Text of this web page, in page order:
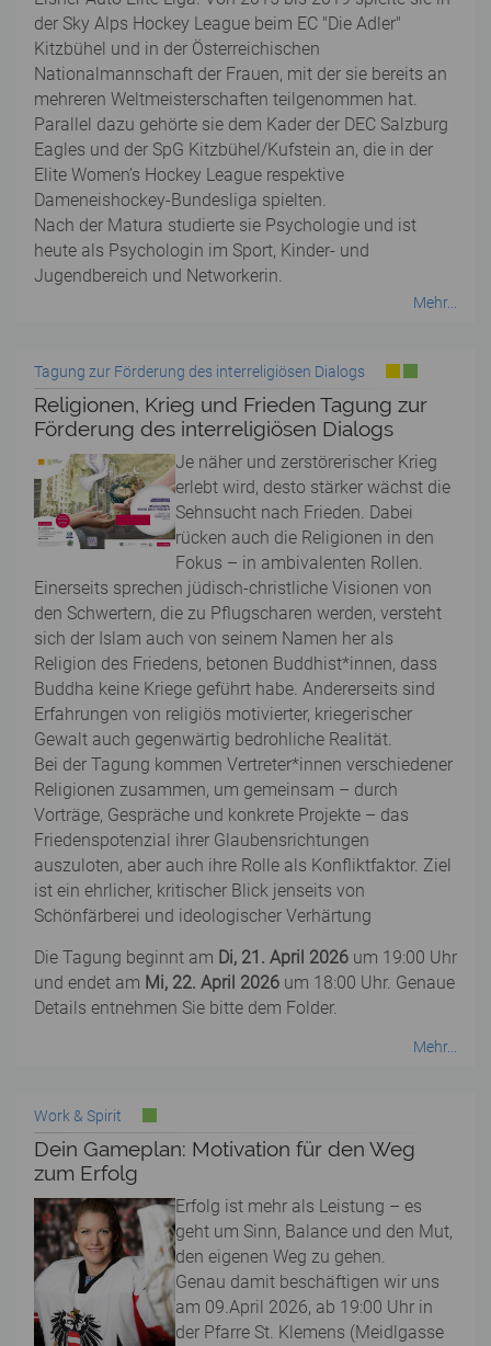
der Sky Alps Hockey League beim EC "Die Adler"
Kitzbühel und in der Österreichischen
Nationalmannschaft der Frauen, mit der sie bereits an
mehreren Weltmeisterschaften teilgenommen hat.
Parallel dazu gehörte sie dem Kader der DEC Salzburg
Eagles und der SpG Kitzbühel/Kufstein an, die in der
Elite Women’s Hockey League respektive
Dameneishockey-Bundesliga spielten.
Nach der Matura studierte sie Psychologie und ist
heute als Psychologin im Sport, Kinder- und
Jugendbereich und Networkerin.
Mehr...
Tagung zur Förderung des interreligiösen Dialogs
Religionen, Krieg und Frieden Tagung zur
Förderung des interreligiösen Dialogs
Je näher und zerstörerischer Krieg
erlebt wird, desto stärker wächst die
Sehnsucht nach Frieden. Dabei
rücken auch die Religionen in den
Fokus – in ambivalenten Rollen.
Einerseits sprechen jüdisch-christliche Visionen von
den Schwertern, die zu Pflugscharen werden, versteht
sich der Islam auch von seinem Namen her als
Religion des Friedens, betonen Buddhist*innen, dass
Buddha keine Kriege geführt habe. Andererseits sind
Erfahrungen von religiös motivierter, kriegerischer
Gewalt auch gegenwärtig bedrohliche Realität.
Bei der Tagung kommen Vertreter*innen verschiedener
Religionen zusammen, um gemeinsam – durch
Vorträge, Gespräche und konkrete Projekte – das
Friedenspotenzial ihrer Glaubensrichtungen
auszuloten, aber auch ihre Rolle als Konfliktfaktor. Ziel
ist ein ehrlicher, kritischer Blick jenseits von
Schönfärberei und ideologischer Verhärtung
Die Tagung beginnt am Di, 21. April 2026 um 19:00 Uhr
und endet am Mi, 22. April 2026 um 18:00 Uhr. Genaue
Details entnehmen Sie bitte dem Folder.
Mehr...
Work & Spirit
Dein Gameplan: Motivation für den Weg
zum Erfolg
Erfolg ist mehr als Leistung – es
geht um Sinn, Balance und den Mut,
den eigenen Weg zu gehen.
Genau damit beschäftigen wir uns
am 09.April 2026, ab 19:00 Uhr in
der Pfarre St. Klemens (Meidlgasse